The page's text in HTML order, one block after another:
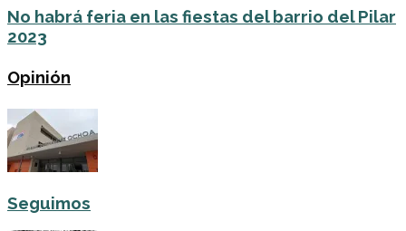
No habrá feria en las fiestas del barrio del Pilar
2023
Opinión
Seguimos